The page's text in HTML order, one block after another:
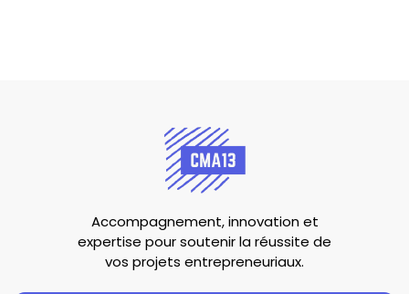
Accompagnement, innovation et
expertise pour soutenir la réussite de
vos projets entrepreneuriaux.